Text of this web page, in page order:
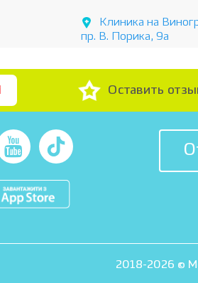
Клиника на
пр. В. Порика, 9а
Оставить
2018-2026 ©